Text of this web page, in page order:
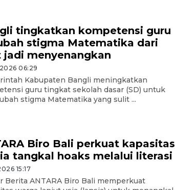
tingkatkan kompetensi guru
stigma Matematika dari
jadi menyenangkan
06:29
Kabupaten Bangli meningkatkan
guru tingkat sekolah dasar (SD) untuk
stigma Matematika yang sulit ...
Biro Bali perkuat kapasitas
tangkal hoaks melalui literasi
15:17
Berita ANTARA Biro Bali memperkuat